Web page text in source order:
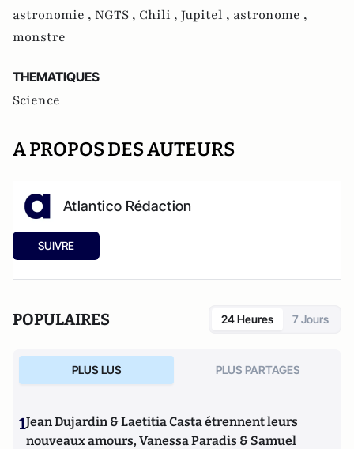
astronomie , NGTS , Chili , Jupitel , astronome ,
monstre
THEMATIQUES
Science
A PROPOS DES AUTEURS
Atlantico Rédaction
SUIVRE
POPULAIRES 24 Heures 7 Jours
PLUS LUS PLUS PARTAGES
1Jean Dujardin & Laetitia Casta étrennent leurs
nouveaux amours, Vanessa Paradis & Samuel